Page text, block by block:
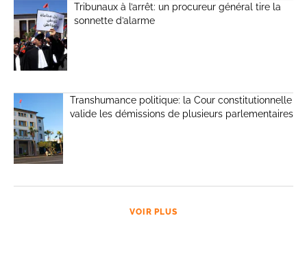
Tribunaux à l’arrêt: un procureur général tire la
sonnette d’alarme
Transhumance politique: la Cour constitutionnelle
valide les démissions de plusieurs parlementaires
VOIR PLUS